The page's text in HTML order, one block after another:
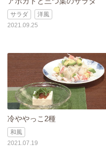
サラダ
洋風
2021.09.25
冷ややっこ2種
和風
2021.07.19